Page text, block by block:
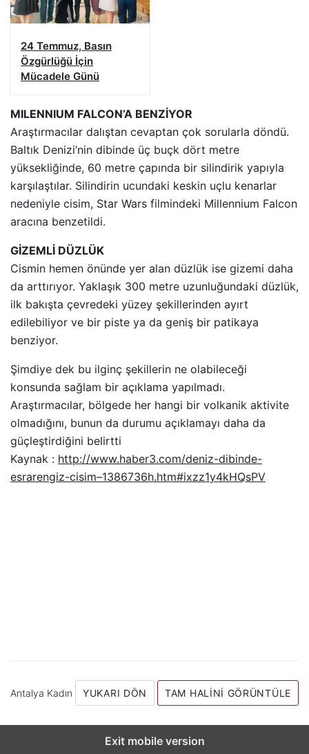
24 Temmuz, Basın
Özgürlüğü İçin
Mücadele Günü
MILENNIUM FALCON’A BENZİYOR
Araştırmacılar dalıştan cevaptan çok sorularla döndü.
Baltık Denizi’nin dibinde üç buçk dört metre
yüksekliğinde, 60 metre çapında bir silindirik yapıyla
karşılaştılar. Silindirin ucundaki keskin uçlu kenarlar
nedeniyle cisim, Star Wars filmindeki Millennium Falcon
aracına benzetildi.
GİZEMLİ DÜZLÜK
Cismin hemen önünde yer alan düzlük ise gizemi daha
da arttırıyor. Yaklaşık 300 metre uzunluğundaki düzlük,
ilk bakışta çevredeki yüzey şekillerinden ayırt
edilebiliyor ve bir piste ya da geniş bir patikaya
benziyor.
Şimdiye dek bu ilginç şekillerin ne olabileceği
konsunda sağlam bir açıklama yapılmadı.
Araştırmacılar, bölgede her hangi bir volkanik aktivite
olmadığını, bunun da durumu açıklamayı daha da
güçleştirdiğini belirtti
Kaynak : http://www.haber3.com/deniz-dibinde-
esrarengiz-cisim–1386736h.htm#ixzz1y4kHQsPV
Antalya Kadın YUKARI DÖN TAM HALINI GÖRÜNTÜLE
Exit mobile version